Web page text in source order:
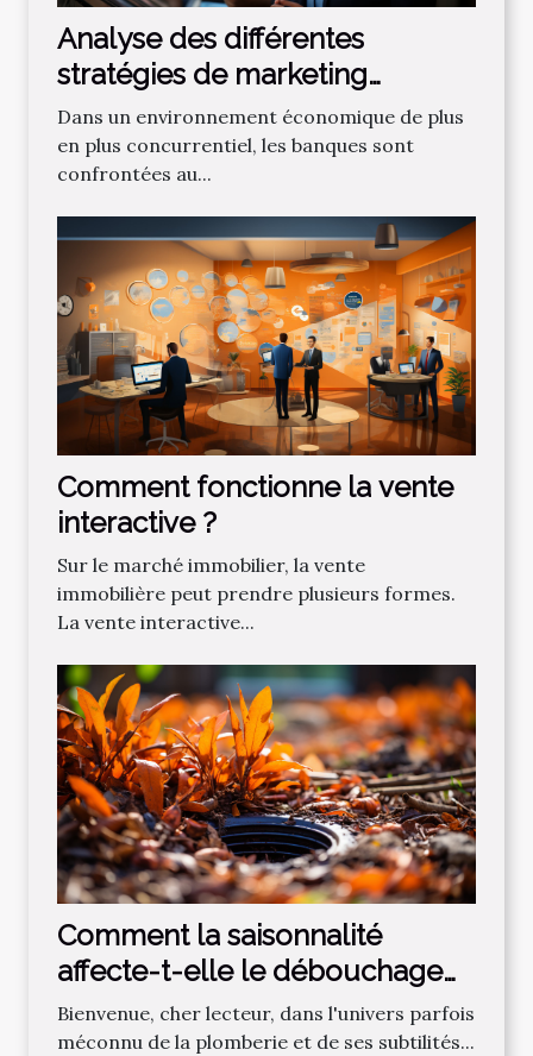
Analyse des différentes
stratégies de marketing
bancaire pour attirer de
nouveaux clients
Dans un environnement économique de plus
en plus concurrentiel, les banques sont
confrontées au...
Comment fonctionne la vente
interactive ?
Sur le marché immobilier, la vente
immobilière peut prendre plusieurs formes.
La vente interactive...
Comment la saisonnalité
affecte-t-elle le débouchage
des canalisations?
Bienvenue, cher lecteur, dans l'univers parfois
méconnu de la plomberie et de ses subtilités...